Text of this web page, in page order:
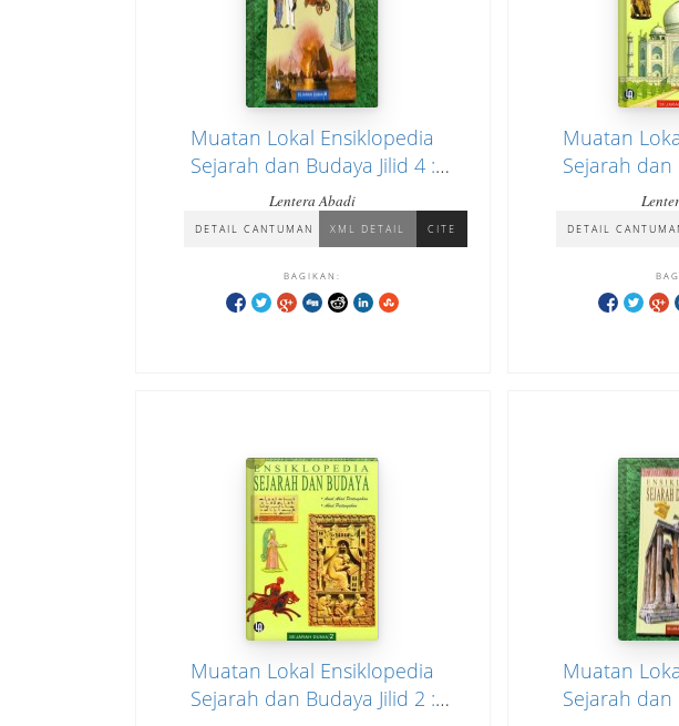
Muatan Lokal Ensiklopedia
Sejarah dan Budaya Jilid 4 :
Sejarah Dunia "Revolusi dan
Kemerdekaan, Unifikasi dan
Kolonisasi"
Lentera Abadi
DETAIL CANTUMAN XML DETAIL CITE
BAGIKAN:
Muatan
Sejarah dan
Sejarah
DETAIL
Muatan Lokal Ensiklopedia
Sejarah dan Budaya Jilid 2 :
Muatan
Sejarah dan